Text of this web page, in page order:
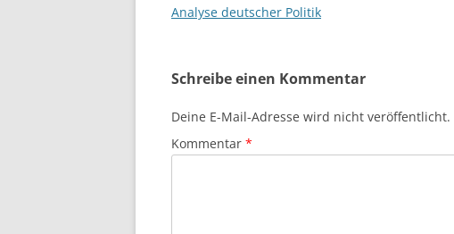
Analyse deutscher Politik
Schreibe einen Kommentar
Deine E-Mail-Adresse wird nicht veröffentlicht.
Kommentar *